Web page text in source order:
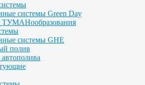
системы Green Day
ТУМАНообразования
системы GHE
полив